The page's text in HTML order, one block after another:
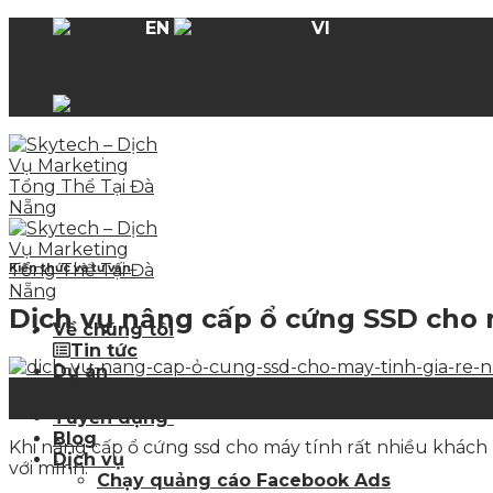
EN
VI
Về chúng tôi
Tin tức
Dự án
Tuyển dụng
Blog
Dịch vụ
Chạy quảng cáo Facebook Ads
Kiến thức và tư vấn
Dịch vụ nâng cấp ổ cứng SSD
Khi nâng cấp ổ cứng ssd cho máy tính rất nhiều
với mình.